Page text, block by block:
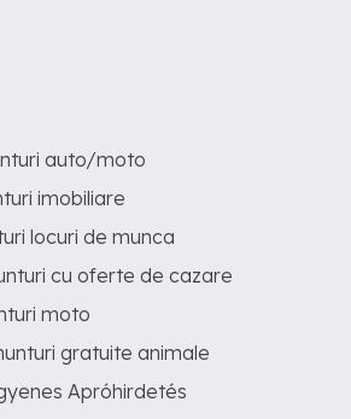
auto/moto
imobiliare
locuri de munca
cu oferte de cazare
moto
gratuite animale
Apróhirdetés